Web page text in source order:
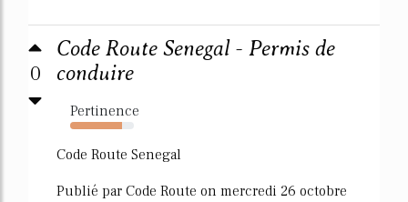
0
Code Route Senegal - Permis de
conduire
Pertinence
82%
Code Route Senegal
Publié par Code Route on mercredi 26 octobre